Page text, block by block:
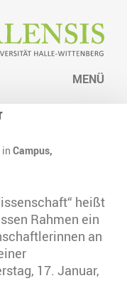
MENÜ
in Campus,
heißt
Rahmen ein
an
17. Januar,